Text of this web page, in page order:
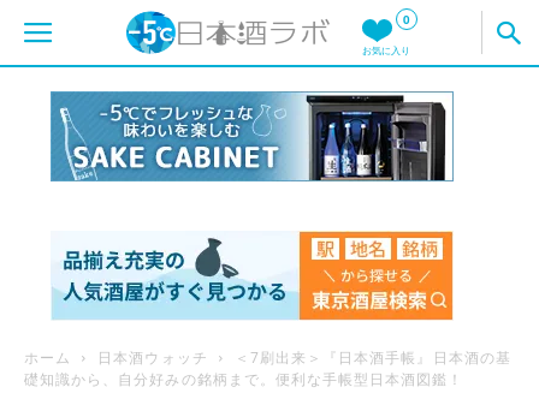
0
お気に入り
ホーム 日本酒ウォッチ
＜7刷出来＞『日本酒手帳』日本酒の基
礎知識から、自分好みの銘柄まで。便利な手帳型日本酒図鑑！